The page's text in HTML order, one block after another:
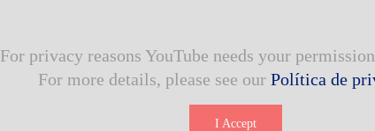
For privacy reasons YouTube needs your
For more details, please see our Política de
I Accept